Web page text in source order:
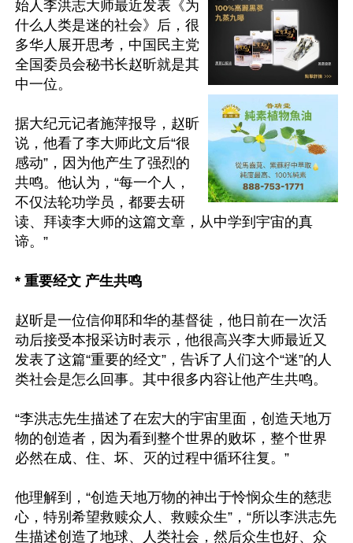
始人李洪志大师最近发表《为
什么人类是迷的社会》后，很
多华人展开思考，中国民主党
全国委员会秘书长赵昕就是其
中一位。
据大纪元记者施萍报导，赵昕
说，他看了李大师此文后“很
感动”，因为他产生了强烈的
共鸣。他认为，“每一个人，
不仅法轮功学员，都要去研
读、拜读李大师的这篇文章，从中学到宇宙的真
谛。”
* 重要经文 产生共鸣
赵昕是一位信仰耶和华的基督徒，他日前在一次活
动后接受本报采访时表示，他很高兴李大师最近又
发表了这篇“重要的经文”，告诉了人们这个“迷”的人
类社会是怎么回事。其中很多内容让他产生共鸣。
“李洪志先生描述了在宏大的宇宙里面，创造天地万
物的创造者，因为看到整个世界的败坏，整个世界
必然在成、住、坏、灭的过程中循环往复。”
他理解到，“创造天地万物的神出于怜悯众生的慈悲
心，特别希望救赎众人、救赎众生”，“所以李洪志先
生描述创造了地球、人类社会，然后众生也好、众